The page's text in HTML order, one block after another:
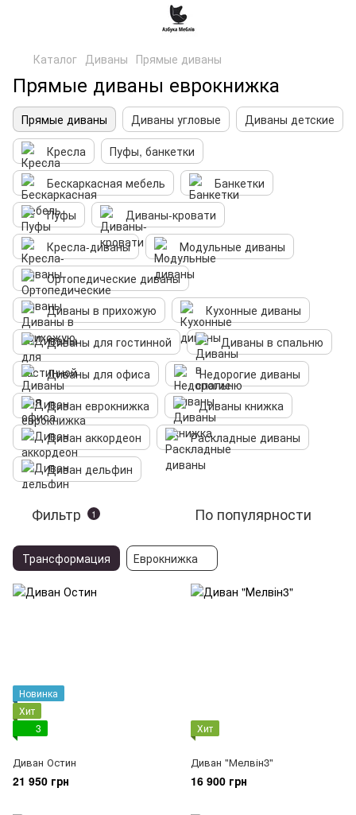
Каталог Диваны Прямые диваны
Прямые диваны еврокнижка
Прямые диваны Диваны угловые
Диваны детские
Кресла
Пуфы, банкетки
Бескаркасная мебель
Банкетки
Пуфы
Диваны-кровати
Кресла-диваны
Модульные диваны
Ортопедические диваны
Диваны в прихожую
Кухонные диваны
Диваны для гостинной
Диваны в спальню
Диваны для офиса
Недорогие диваны
Диван еврокнижка
Диваны книжка
Диван аккордеон
Раскладные диваны
Диван дельфин
Фильтр 1 По популярности
Трансформация Еврокнижка
Новинка
Хит
3
Диван Остин
21 950 грн
Хит
Диван "Мелвін3"
16 900 грн